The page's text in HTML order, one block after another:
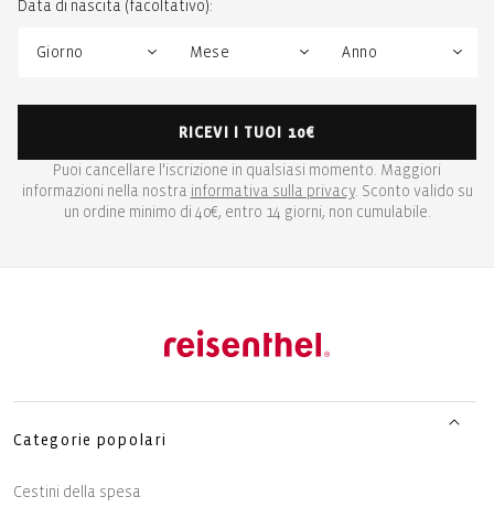
Data di nascita (facoltativo):
RICEVI I TUOI 10€
Puoi cancellare l'iscrizione in qualsiasi momento. Maggiori
informazioni nella nostra informativa sulla privacy. Sconto valido su
un ordine minimo di 40€, entro 14 giorni, non cumulabile.
Categorie popolari
Cestini della spesa